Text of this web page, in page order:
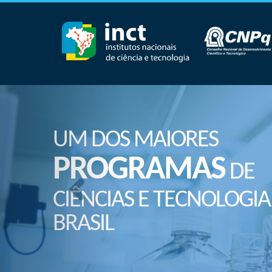
UM DOS MAIORES
PROGRAMASDE
CIÊNCIAS E
BRASIL